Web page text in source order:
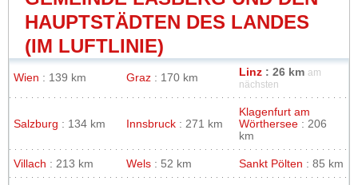
HAUPTSTÄDTEN DES LANDES
(IM LUFTLINIE)
Wien : 139 km Graz : 170 km Linz : 26 km am
nächsten
Salzburg : 134 km Innsbruck : 271 km
Klagenfurt am
Wörthersee : 206
km
Villach : 213 km Wels : 52 km Sankt Pölten : 85 km